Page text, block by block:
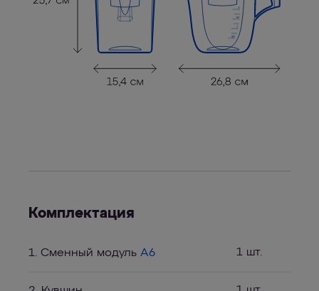
Комплектация
1. Сменный модуль A6 1 шт.